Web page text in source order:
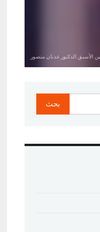
الأسبق الدكتور عدنان منصور